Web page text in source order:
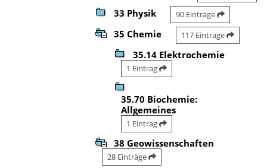
33 Physik 90 Einträge
35 Chemie 117 Einträge
35.14 Elektrochemie
1 Eintrag
35.70 Biochemie:
Allgemeines
1 Eintrag
38 Geowissenschaften
28 Einträge